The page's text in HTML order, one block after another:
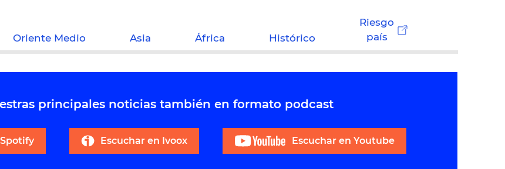
Oriente Medio Asia África Histórico
Riesgo
país
principales noticias también en formato podcast
Escuchar en Ivoox Escuchar en Youtube